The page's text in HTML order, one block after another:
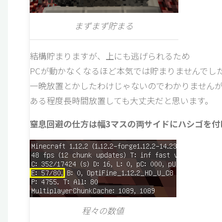
まずまず貯まる
結構貯まりますが、上にも逃げられるため
PCが動かなくなるほど本気では貯まりませんでし
一晩放置とかしたわけじゃないのでわかりません
ある程度長時間放置しても大丈夫だと思います。
窒息回避の仕方は幅3マスの両サイドにハシゴを
程々の数値